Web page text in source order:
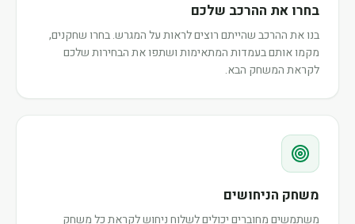
בחרו את ההרכב שלכם
בנו את ההרכב שהייתם רוצים לראות על המגרש. בחרו שחקנים,
מקמו אותם בעמדות המתאימות ושתפו את הבחירות שלכם
לקראת המשחק הבא.
משחק הניחושים
משתמשים מחוברים יכולים לשלוח ניחוש לקראת כל משחק